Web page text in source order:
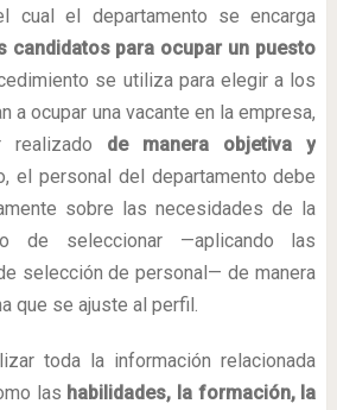
cual el departamento se encarga
candidatos para ocupar un puesto
se utiliza para elegir a los
a ocupar una vacante en la empresa,
de manera objetiva y
el personal del departamento debe
sobre las necesidades de la
de seleccionar —aplicando las
selección de personal— de manera
que se ajuste al perfil.
toda la información relacionada
las habilidades, la formación, la